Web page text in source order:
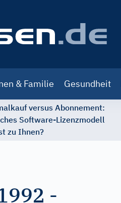
& Familie Gesundheit
versus Abonnement:
Software-Lizenzmodell
zu Ihnen?
-